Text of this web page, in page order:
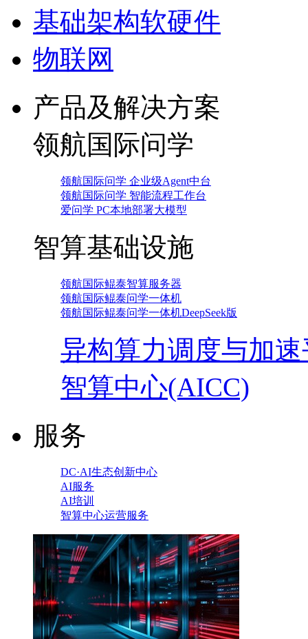
基础架构软硬件
物联网
产品及解决方案
领航国际问学
领航国际问学 企业级Agent中台
领航国际问学 智能流程工作台
爱问学 PC本地部署大模型
智算基础设施
领航国际鲲泰智算服务器
领航国际鲲泰问学一体机
领航国际鲲泰问学一体机DeepSeek版
异构算力调度与加
智算中心(AICC)
服务
DC·AI生态创新中心
AI服务
AI培训
智算中心运营服务